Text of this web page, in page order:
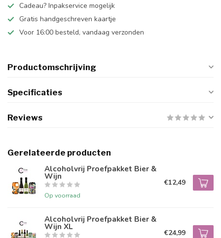
Cadeau? Inpakservice mogelijk
Gratis handgeschreven kaartje
Voor 16:00 besteld, vandaag verzonden
Productomschrijving
Specificaties
Reviews
Gerelateerde producten
Alcoholvrij Proefpakket Bier &
Wijn
Op voorraad
€12,49
Alcoholvrij Proefpakket Bier &
Wijn XL
€24,99